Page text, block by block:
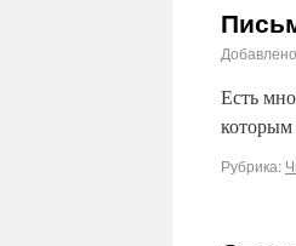
Добавлено
Есть
Рубрика: